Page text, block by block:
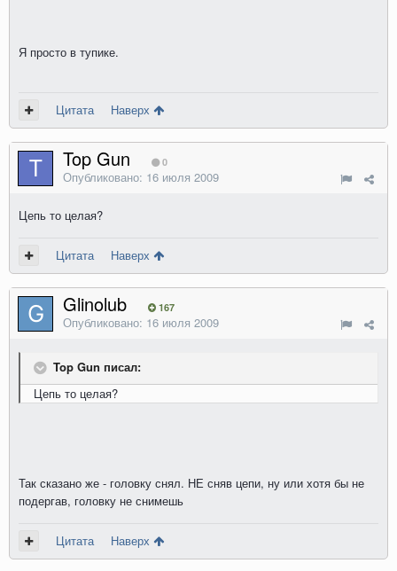
Я просто в тупике.
Цитата Наверх
Top Gun 0
Опубликовано: 16 июля 2009
Цепь то целая?
Цитата Наверх
Glinolub 167
Опубликовано: 16 июля 2009
Top Gun писал:
Цепь то целая?
Так сказано же - головку снял. НЕ сняв цепи, ну или хотя бы не
подергав, головку не снимешь
Цитата Наверх